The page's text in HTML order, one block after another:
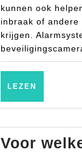
kunnen ook
inbraak of
krijgen.
LEZEN
Voor